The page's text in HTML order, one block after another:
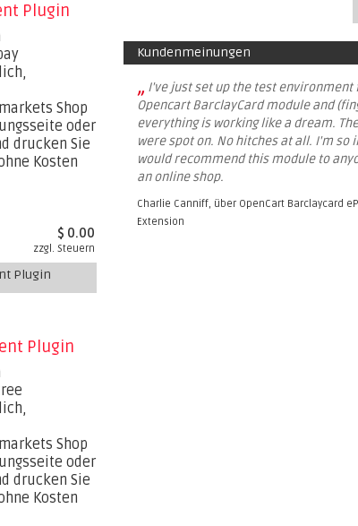
Plugin
Shop
oder
drucken Sie
Kosten
$ 0.00
zzgl. Steuern
Plugin
Plugin
Shop
oder
drucken Sie
Kosten
Kundenmeinungen
„ I've just set up the test environment
Opencart BarclayCard module and
everything is working like a dream.
were spot on. No hitches at all. I'm so
would recommend this module to
an online shop.
Charlie Canniff, über OpenCart Barclaycard
Extension